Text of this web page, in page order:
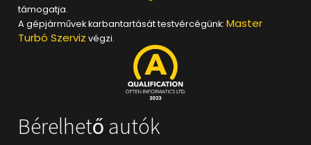
támogatja.
A gépjárművek karbantartását testvércégünk:Master
Turbó Szerviz végzi.
Bérelhető autók